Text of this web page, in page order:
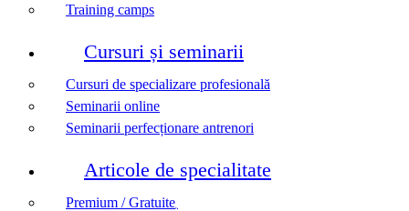
Training camps
Cursuri și seminarii
Cursuri de specializare profesională
Seminarii online
Seminarii perfecționare antrenori
Articole de specialitate
Premium / Gratuite